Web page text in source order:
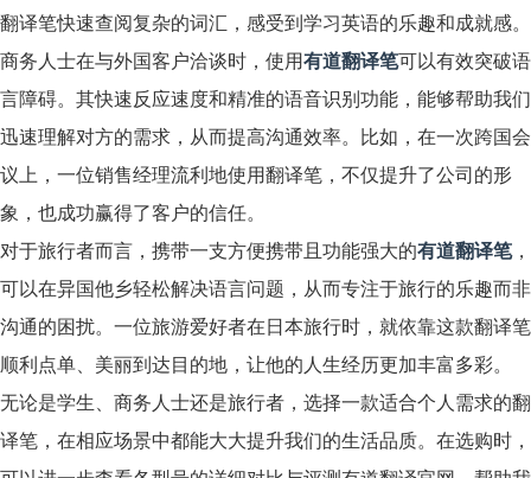
翻译笔快速查阅复杂的词汇，感受到学习英语的乐趣和成就感。
商务人士在与外国客户洽谈时，使用有道翻译笔可以有效突破语
言障碍。其快速反应速度和精准的语音识别功能，能够帮助我们
迅速理解对方的需求，从而提高沟通效率。比如，在一次跨国会
议上，一位销售经理流利地使用翻译笔，不仅提升了公司的形
象，也成功赢得了客户的信任。
对于旅行者而言，携带一支方便携带且功能强大的有道翻译笔，
可以在异国他乡轻松解决语言问题，从而专注于旅行的乐趣而非
沟通的困扰。一位旅游爱好者在日本旅行时，就依靠这款翻译笔
顺利点单、美丽到达目的地，让他的人生经历更加丰富多彩。
无论是学生、商务人士还是旅行者，选择一款适合个人需求的翻
译笔，在相应场景中都能大大提升我们的生活品质。在选购时，